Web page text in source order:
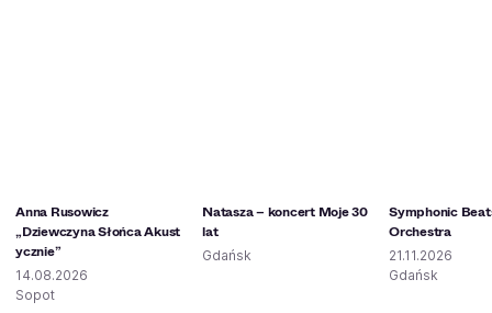
Anna Rusowicz
„Dziewczyna Słońca Akust
ycznie”
14.08.2026
Sopot
Natasza – koncert Moje 30
lat
Gdańsk
Symphonic
Orchestra
21.11.2026
Gdańsk